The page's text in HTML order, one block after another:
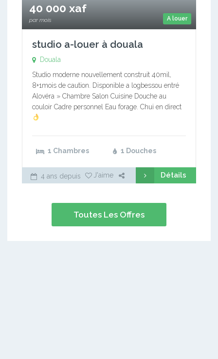
A louer
40 000 xaf
par mois
studio a-louer à douala
Douala
Studio moderne nouvellement construit 40mil,
8+1mois de caution. Disponible a logbessou entré
Alovéra » Chambre Salon Cuisine Douche au
couloir Cadre personnel Eau forage. Chui en direct
1 Chambres 1 Douches
4 ans depuis J'aime Détails
Toutes Les Offres